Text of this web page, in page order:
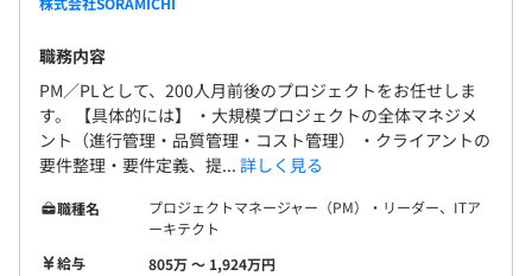
職務内容
PM／PLとして、200人月前後のプロジェクトをお任せしま
す。 【具体的には】 ・大規模プロジェクトの全体マネジメ
ント（進行管理・品質管理・コスト管理） ・クライアントの
要件整理・要件定義、提... 詳しく見る
職種名
プロジェクトマネージャー（PM）・リーダー、ITア
ーキテクト
給与
805万 〜 1,924万円